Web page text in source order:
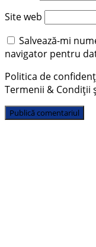
Site web
Salvează-mi
navigator pentru
Politica de
Termenii & Condiții